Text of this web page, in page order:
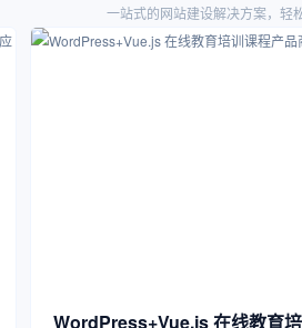
一站式的网站建设解决方案，轻
WordPress+Vue.js 在线教育